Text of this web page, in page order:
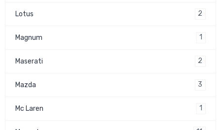
Lotus 2
Magnum 1
Maserati 2
Mazda 3
Mc Laren 1